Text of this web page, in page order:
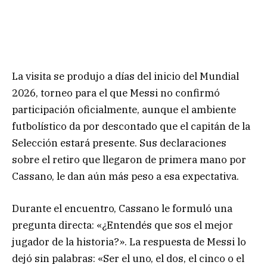
La visita se produjo a días del inicio del Mundial
2026, torneo para el que Messi no confirmó
participación oficialmente, aunque el ambiente
futbolístico da por descontado que el capitán de la
Selección estará presente. Sus declaraciones
sobre el retiro que llegaron de primera mano por
Cassano, le dan aún más peso a esa expectativa.
Durante el encuentro, Cassano le formuló una
pregunta directa: «¿Entendés que sos el mejor
jugador de la historia?». La respuesta de Messi lo
dejó sin palabras: «Ser el uno, el dos, el cinco o el